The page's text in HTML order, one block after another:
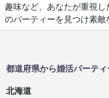
趣味など、あなたが重視
のパーティーを見つけ素敵
都道府県から婚活パーテ
北海道